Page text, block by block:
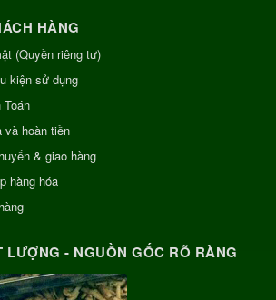
HÀNG
(Quyền riêng tư)
kiện sử dụng
Toán
và hoàn tiền
& giao hàng
hàng hóa
LƯỢNG - NGUỒN GỐC RÕ RÀNG